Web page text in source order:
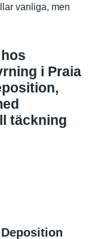
vanliga, men
i Praia
täckning